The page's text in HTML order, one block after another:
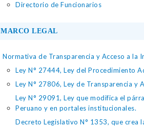
Directorio de Funcionarios
MARCO LEGAL
Normativa de Transparencia y Acceso a la
Ley N° 27444, Ley del Procedimiento
Ley N° 27806, Ley de Transparencia y
Ley N° 29091, Ley que modifica el
Peruano y en portales institucionales.
Decreto Legislativo N° 1353, que crea